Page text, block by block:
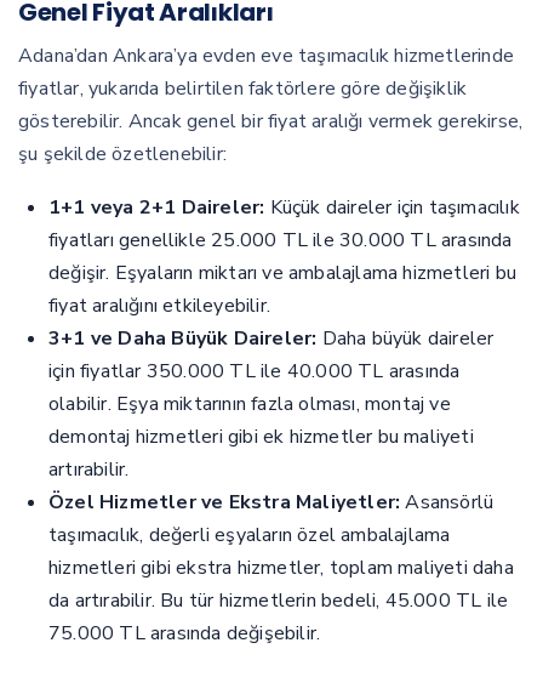
Genel Fiyat Aralıkları
Adana’dan Ankara’ya evden eve taşımacılık hizmetlerinde
fiyatlar, yukarıda belirtilen faktörlere göre değişiklik
gösterebilir. Ancak genel bir fiyat aralığı vermek gerekirse,
şu şekilde özetlenebilir:
1+1 veya 2+1 Daireler: Küçük daireler için taşımacılık
fiyatları genellikle 25.000 TL ile 30.000 TL arasında
değişir. Eşyaların miktarı ve ambalajlama hizmetleri bu
fiyat aralığını etkileyebilir.
3+1 ve Daha Büyük Daireler: Daha büyük daireler
için fiyatlar 350.000 TL ile 40.000 TL arasında
olabilir. Eşya miktarının fazla olması, montaj ve
demontaj hizmetleri gibi ek hizmetler bu maliyeti
artırabilir.
Özel Hizmetler ve Ekstra Maliyetler: Asansörlü
taşımacılık, değerli eşyaların özel ambalajlama
hizmetleri gibi ekstra hizmetler, toplam maliyeti daha
da artırabilir. Bu tür hizmetlerin bedeli, 45.000 TL ile
75.000 TL arasında değişebilir.